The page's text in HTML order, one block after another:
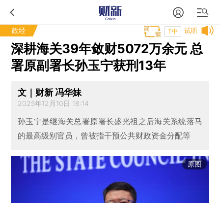
政经 试听
T中
深耕海关39年敛财5072万余元 总
署原副署长孙玉宁获刑13年
文｜财新 冯华妹
2025年12月10日 18:14
孙玉宁是继海关总署原署长盛光祖之后海关系统落马
的最高级别官员，曾被指干预公共财政资金分配等
原图